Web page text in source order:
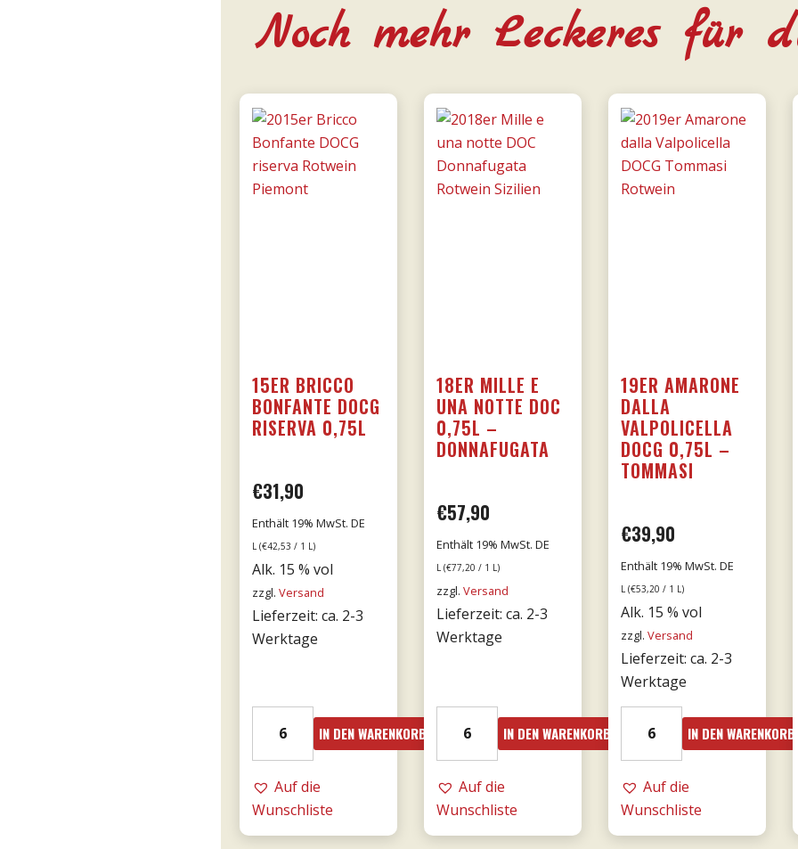
Noch mehr Leckeres für
15ER BRICCO
BONFANTE DOCG
RISERVA 0,75L
€31,90
Enthält 19% MwSt. DE
L (€42,53 / 1 L)
Alk. 15 % vol
zzgl.Versand
Lieferzeit: ca. 2-3
Werktage
Bricco
Bonfante
DOCG
riserva
0,75l
IN DEN WARENKORB
Auf die
Wunschliste
18ER MILLE E
UNA NOTTE DOC
0,75L –
DONNAFUGATA
€57,90
Enthält 19% MwSt. DE
L (€77,20 / 1 L)
zzgl.Versand
Lieferzeit: ca. 2-3
Werktage
Mille
e
una
notte
DOC
IN DEN WARENKORB
Auf die
Wunschliste
19ER AMARONE
DALLA
VALPOLICELLA
DOCG 0,75L –
TOMMASI
€39,90
Enthält 19% MwSt. DE
L (€53,20 / 1 L)
Alk. 15 % vol
zzgl. Versand
Lieferzeit: ca. 2-3
Werktage
Amarone
dalla
Valpolicella
DOCG
0,75l
IN DEN WARENKORB
Auf die
Wunschliste